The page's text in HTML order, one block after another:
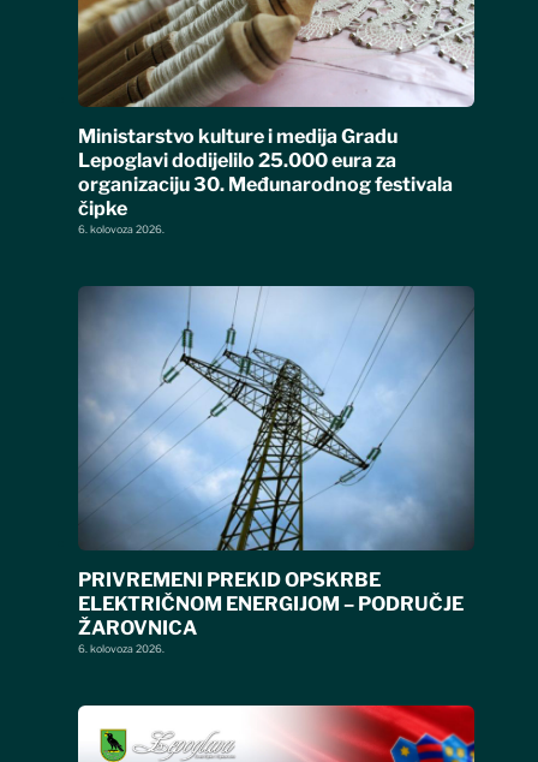
Ministarstvo kulture i medija Gradu
Lepoglavi dodijelilo 25.000 eura za
organizaciju 30. Međunarodnog festivala
čipke
6. kolovoza 2026.
PRIVREMENI PREKID OPSKRBE
ELEKTRIČNOM ENERGIJOM – PODRUČJE
ŽAROVNICA
6. kolovoza 2026.